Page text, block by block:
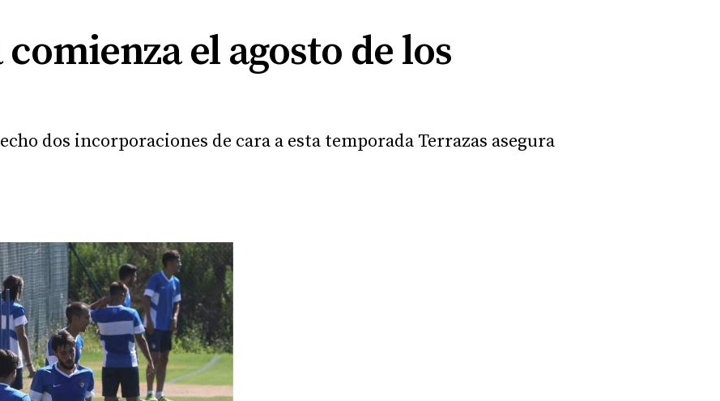
el agosto de los
dos incorporaciones de cara a esta temporada Terrazas asegura